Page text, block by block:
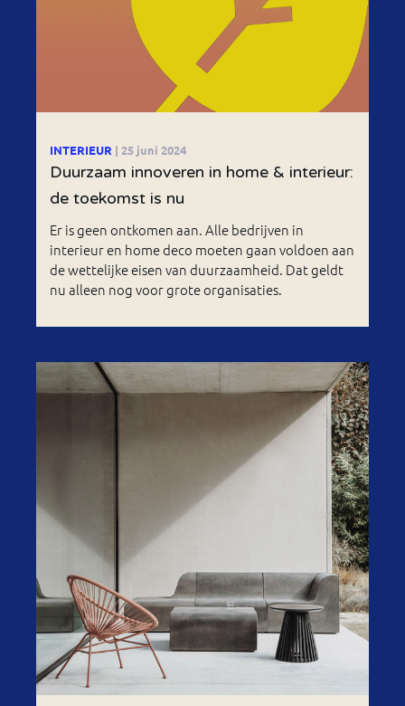
INTERIEUR | 25 juni 2024
Duurzaam innoveren in home & interieur:
de toekomst is nu
Er is geen ontkomen aan. Alle bedrijven in
interieur en home deco moeten gaan voldoen aan
de wettelijke eisen van duurzaamheid. Dat geldt
nu alleen nog voor grote organisaties.